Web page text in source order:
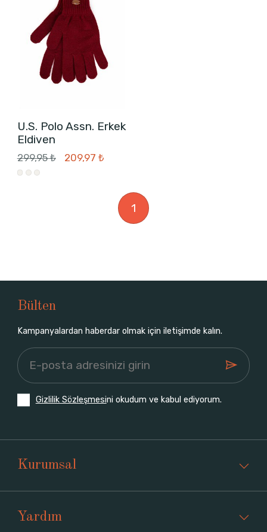
U.S. Polo Assn. Erkek
Eldiven
299,95 ₺ 209,97 ₺
1
Bülten
Kampanyalardan haberdar olmak için iletişimde kalın.
Gizlilik Sözleşmesini okudum ve kabul ediyorum.
Kurumsal
Yardım